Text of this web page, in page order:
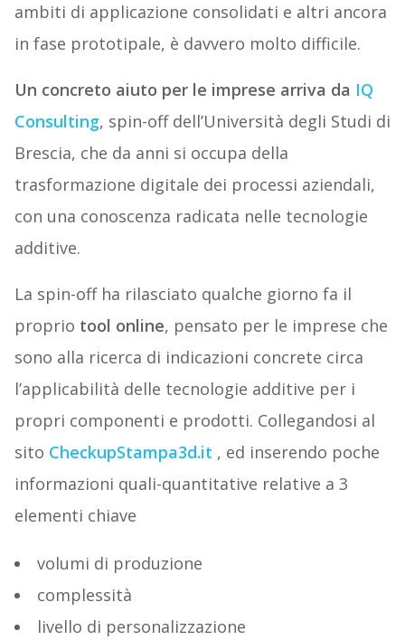
ambiti di applicazione consolidati e altri ancora
in fase prototipale, è davvero molto difficile.
Un concreto aiuto per le imprese arriva da IQ
Consulting, spin-off dell’Università degli Studi di
Brescia, che da anni si occupa della
trasformazione digitale dei processi aziendali,
con una conoscenza radicata nelle tecnologie
additive.
La spin-off ha rilasciato qualche giorno fa il
proprio tool online, pensato per le imprese che
sono alla ricerca di indicazioni concrete circa
l’applicabilità delle tecnologie additive per i
propri componenti e prodotti. Collegandosi al
sito CheckupStampa3d.it , ed inserendo poche
informazioni quali-quantitative relative a 3
elementi chiave
volumi di produzione
complessità
livello di personalizzazione